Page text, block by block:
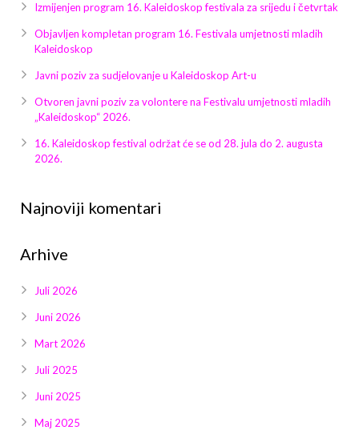
Video 2018
Galerija 2017
Galerija 2018
Galerija 2019
Galerija 2022
Galerija 2024
Galerija 2025
Izmijenjen program 16. Kaleidoskop festivala za srijedu i četvrtak
Objavljen kompletan program 16. Festivala umjetnosti mladih
Kaleidoskop
Javni poziv za sudjelovanje u Kaleidoskop Art-u
Otvoren javni poziv za volontere na Festivalu umjetnosti mladih
„Kaleidoskop“ 2026.
16. Kaleidoskop festival održat će se od 28. jula do 2. augusta
2026.
Najnoviji komentari
Arhive
Juli 2026
Juni 2026
Mart 2026
Juli 2025
Juni 2025
Maj 2025